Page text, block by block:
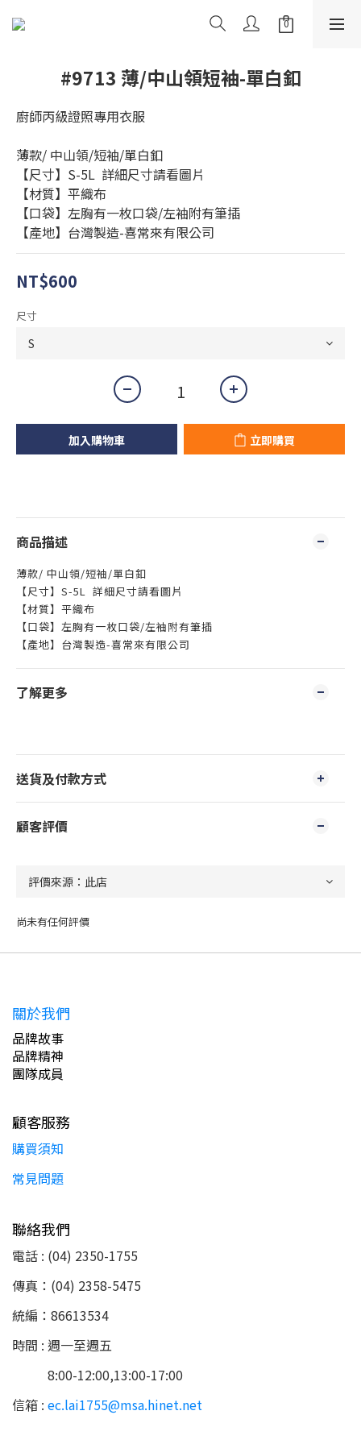
#9713 薄/中山領短袖-單白釦
廚師丙級證照專用衣服
薄款/ 中山領/短袖/單白釦
【尺寸】S-5L  詳細尺寸請看圖片
【材質】平織布
【口袋】左胸有一枚口袋/左袖附有筆插
【產地】台灣製造-喜常來有限公司
NT$600
尺寸
加入購物車 立即購買
商品描述
薄款/ 中山領/短袖/單白釦
【尺寸】S-5L 詳細尺寸請看圖片
【材質】平織布
【口袋】左胸有一枚口袋/左袖附有筆插
【產地】台灣製造-喜常來有限公司
了解更多
送貨及付款方式
顧客評價
尚未有任何評價
關於我們
品牌故事
品牌精神
團隊成員
顧客服務
購買須知
常見問題
聯絡我們
電話 : (04) 2350-1755
傳真：(04) 2358-5475
統編：86613534
時間 : 週一至週五
8:00-12:00,13:00-17:00
信箱 : ec.lai1755@msa.hinet.net